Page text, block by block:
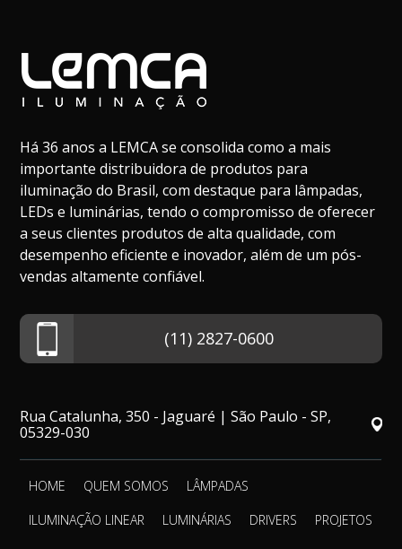
Há 36 anos a LEMCA se consolida como a mais
importante distribuidora de produtos para
iluminação do Brasil, com destaque para lâmpadas,
LEDs e luminárias, tendo o compromisso de oferecer
a seus clientes produtos de alta qualidade, com
desempenho eficiente e inovador, além de um pós-
vendas altamente confiável.
(11) 2827-0600
Rua Catalunha, 350 - Jaguaré | São Paulo - SP,
05329-030
HOME QUEM SOMOS
LÂMPADAS
ILUMINAÇÃO LINEAR
LUMINÁRIAS DRIVERS
PROJETOS